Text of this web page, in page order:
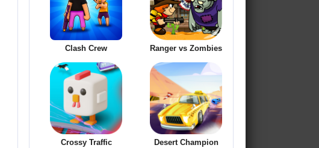
Clash Crew Ranger vs Zombies
Crossy Traffic Desert Champion